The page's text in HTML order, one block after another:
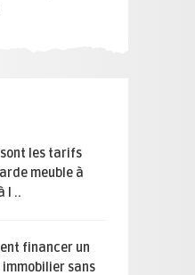
sont les tarifs
meuble à
l ..
financer un
sans